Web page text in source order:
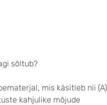
sõltub?
mis käsitleb nii (A)
kahjulike mõjude